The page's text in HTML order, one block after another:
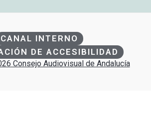
CANAL INTERNO
DE ACCESIBILIDAD
Consejo Audiovisual de Andalucía